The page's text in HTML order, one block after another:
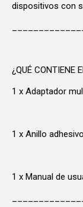
dispositivos con
¿QUÉ CONTIENE
1 x Adaptador
1 x Anillo
1 x Manual de